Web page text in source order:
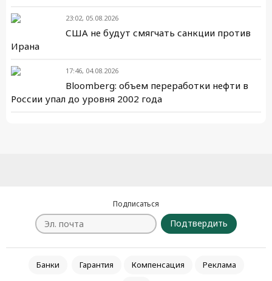
23:02, 05.08.2026
США не будут смягчать санкции против
Ирана
17:46, 04.08.2026
Bloomberg: объем переработки нефти в
России упал до уровня 2002 года
Подписаться
Подтвердить
Банки Гарантия Компенсация
Реклама